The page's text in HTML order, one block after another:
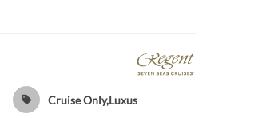
Cruise Only,Luxus